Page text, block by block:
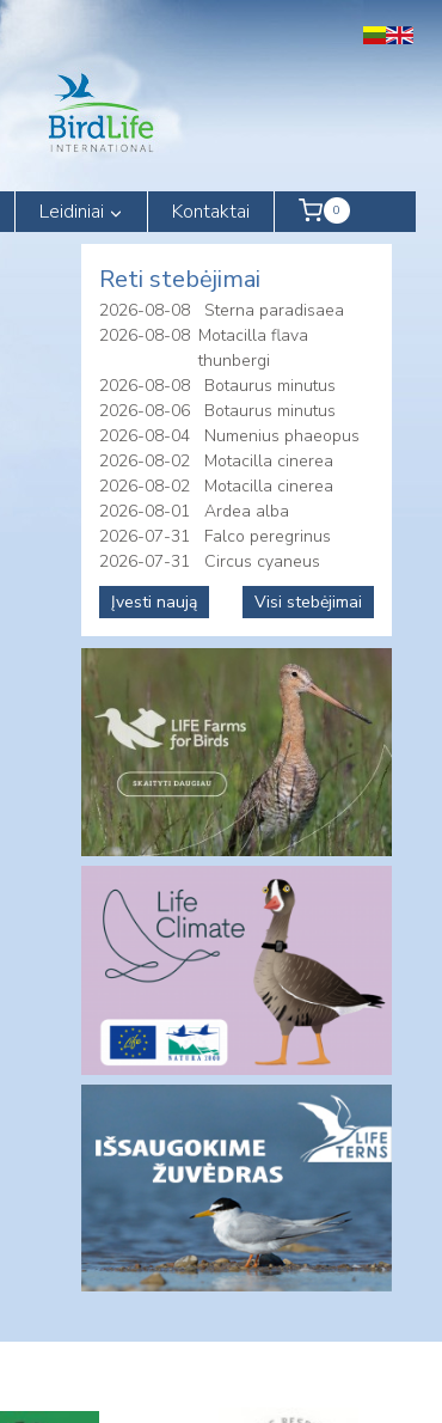
Leidiniai Kontaktai 0
Reti stebėjimai
2026-08-08
Sterna paradisaea
2026-08-08 Motacilla flava
thunbergi
2026-08-08
Botaurus minutus
2026-08-06
Botaurus minutus
2026-08-04
Numenius phaeopus
2026-08-02
Motacilla cinerea
2026-08-02
Motacilla cinerea
2026-08-01
Ardea alba
2026-07-31
Falco peregrinus
2026-07-31
Circus cyaneus
Įvesti naują
Visi stebėjimai